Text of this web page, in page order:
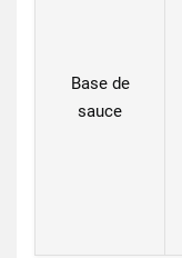
Base de
sauce